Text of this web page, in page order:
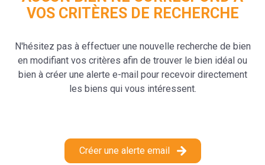
VOS CRITÈRES DE RECHERCHE
N'hésitez pas à effectuer une nouvelle recherche de bien
en modifiant vos critères afin de trouver le bien idéal ou
bien à créer une alerte e-mail pour recevoir directement
les biens qui vous intéressent.
Créer une alerte email